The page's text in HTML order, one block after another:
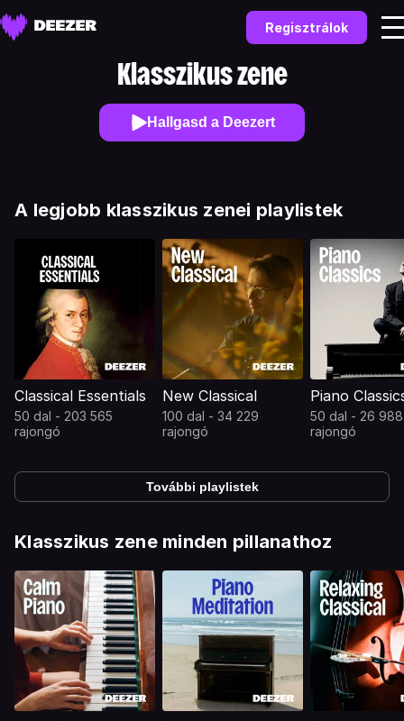
Regisztrálok
Klasszikus zene
Hallgasd a Deezert
A legjobb klasszikus zenei playlistek
Classical Essentials
50 dal - 203 565
rajongó
New Classical
100 dal - 34 229
rajongó
Piano
50 dal - 26 988
rajongó
További playlistek
Klasszikus zene minden pillanathoz